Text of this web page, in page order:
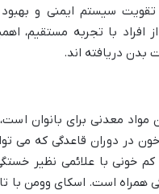
سیستم ایمنی و بهبود
افراد با تجربه مستقیم،
بدن دریافته اند.
مواد معدنی برای بانوان
در دوران قاعدگی که می
خونی با علائمی نظیر
همراه است. اسکای وومن با